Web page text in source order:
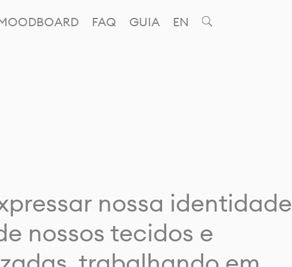
FAQ GUIA EN
nossa identidade
nossos tecidos e